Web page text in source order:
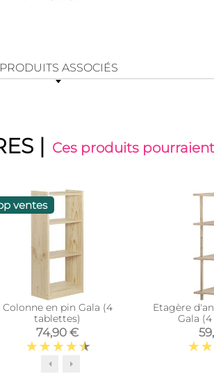
PRODUITS ASSOCIÉS
| Ces produits
ventes
Colonne en pin Gala (4
tablettes)
74,90 €
Etagère
Gala